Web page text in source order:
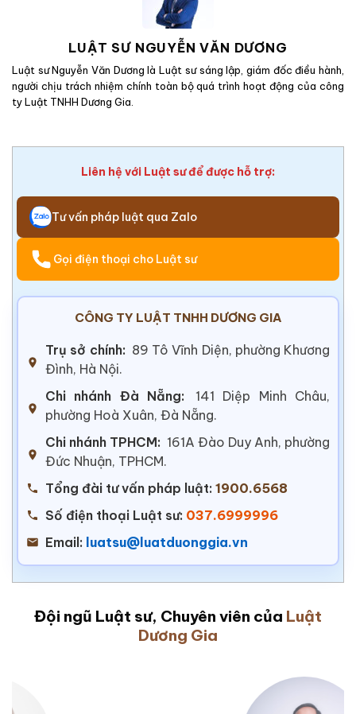
LUẬT SƯ NGUYỄN VĂN DƯƠNG
Luật sư Nguyễn Văn Dương là Luật sư sáng lập, giám đốc điều hành,
người chịu trách nhiệm chính toàn bộ quá trình hoạt động của công
ty Luật TNHH Dương Gia.
Liên hệ với Luật sư để được hỗ trợ:
Tư vấn pháp luật qua Zalo
Gọi điện thoại cho Luật sư
CÔNG TY LUẬT TNHH DƯƠNG GIA
Trụ sở chính: 89 Tô Vĩnh Diện, phường Khương
Đình, Hà Nội.
Chi nhánh Đà Nẵng:
141 Diệp Minh Châu,
phường Hoà Xuân, Đà Nẵng.
Chi nhánh TPHCM: 161A Đào Duy Anh, phường
Đức Nhuận, TPHCM.
Tổng đài tư vấn pháp luật: 1900.6568
Số điện thoại Luật sư: 037.6999996
Email: luatsu@luatduonggia.vn
Đội ngũ Luật sư, Chuyên viên của Luật
Dương Gia